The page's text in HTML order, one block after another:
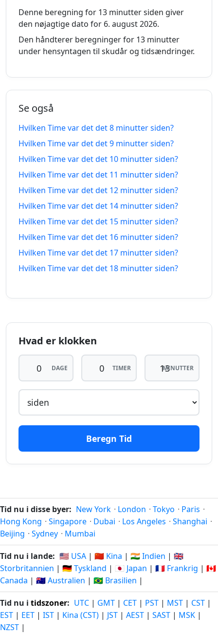
4
minutter
siden
06.08.2026
4
minutter
fra-nu
06.08.2026
siden
fra-nu
6
minutter
siden
06.08.2026
minutter
06.08.2026
7
minutter
06.08.2026
7
minutter
06.08.2026
8
minutter
siden
06.08.2026
8
minutter
fra-nu
06.08.2026
9
siden
9
fra-nu
11
12
siden
12
13
siden
06.08.2026
13
minutter
fra-nu
siden
fra-nu
15
minutter
siden
06.08.2026
15
16
minutter
siden
06.08.2026
16
minutter
fra-nu
06.08.2026
17
minutter
06.08.2026
17
minutter
06.08.2026
Denne beregning for 13 minutter siden giver
den nøjagtige dato for 6. august 2026.
Den håndterer beregninger for 13 minutter
under hensyntagen til skudår og tidsændringer.
Se også
Hvilken Time var det det 8 minutter siden?
Hvilken Time var det det 9 minutter siden?
Hvilken Time var det det 10 minutter siden?
Hvilken Time var det det 11 minutter siden?
Hvilken Time var det det 12 minutter siden?
Hvilken Time var det det 14 minutter siden?
Hvilken Time var det det 15 minutter siden?
Hvilken Time var det det 16 minutter siden?
Hvilken Time var det det 17 minutter siden?
Hvilken Time var det det 18 minutter siden?
Hvad er klokken
DAGE TIMER MINUTTER
Beregn Tid
Tid nu i disse byer: New York · London · Tokyo · Paris ·
Hong Kong · Singapore · Dubai · Los Angeles · Shanghai ·
Beijing · Sydney · Mumbai
Tid nu i lande: 🇺🇸 USA | 🇨🇳 Kina | 🇮🇳 Indien | 🇬🇧
Storbritannien | 🇩🇪 Tyskland | 🇯🇵 Japan | 🇫🇷 Frankrig | 🇨🇦
Canada | 🇦🇺 Australien | 🇧🇷 Brasilien |
Tid nu i tidszoner: UTC | GMT | CET | PST | MST | CST |
EST | EET | IST | Kina (CST) | JST | AEST | SAST | MSK |
NZST |